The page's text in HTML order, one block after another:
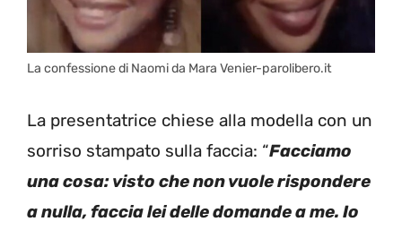
La confessione di Naomi da Mara Venier-parolibero.it
La presentatrice chiese alla modella con un
sorriso stampato sulla faccia: “Facciamo
una cosa: visto che non vuole rispondere
a nulla, faccia lei delle domande a me. Io